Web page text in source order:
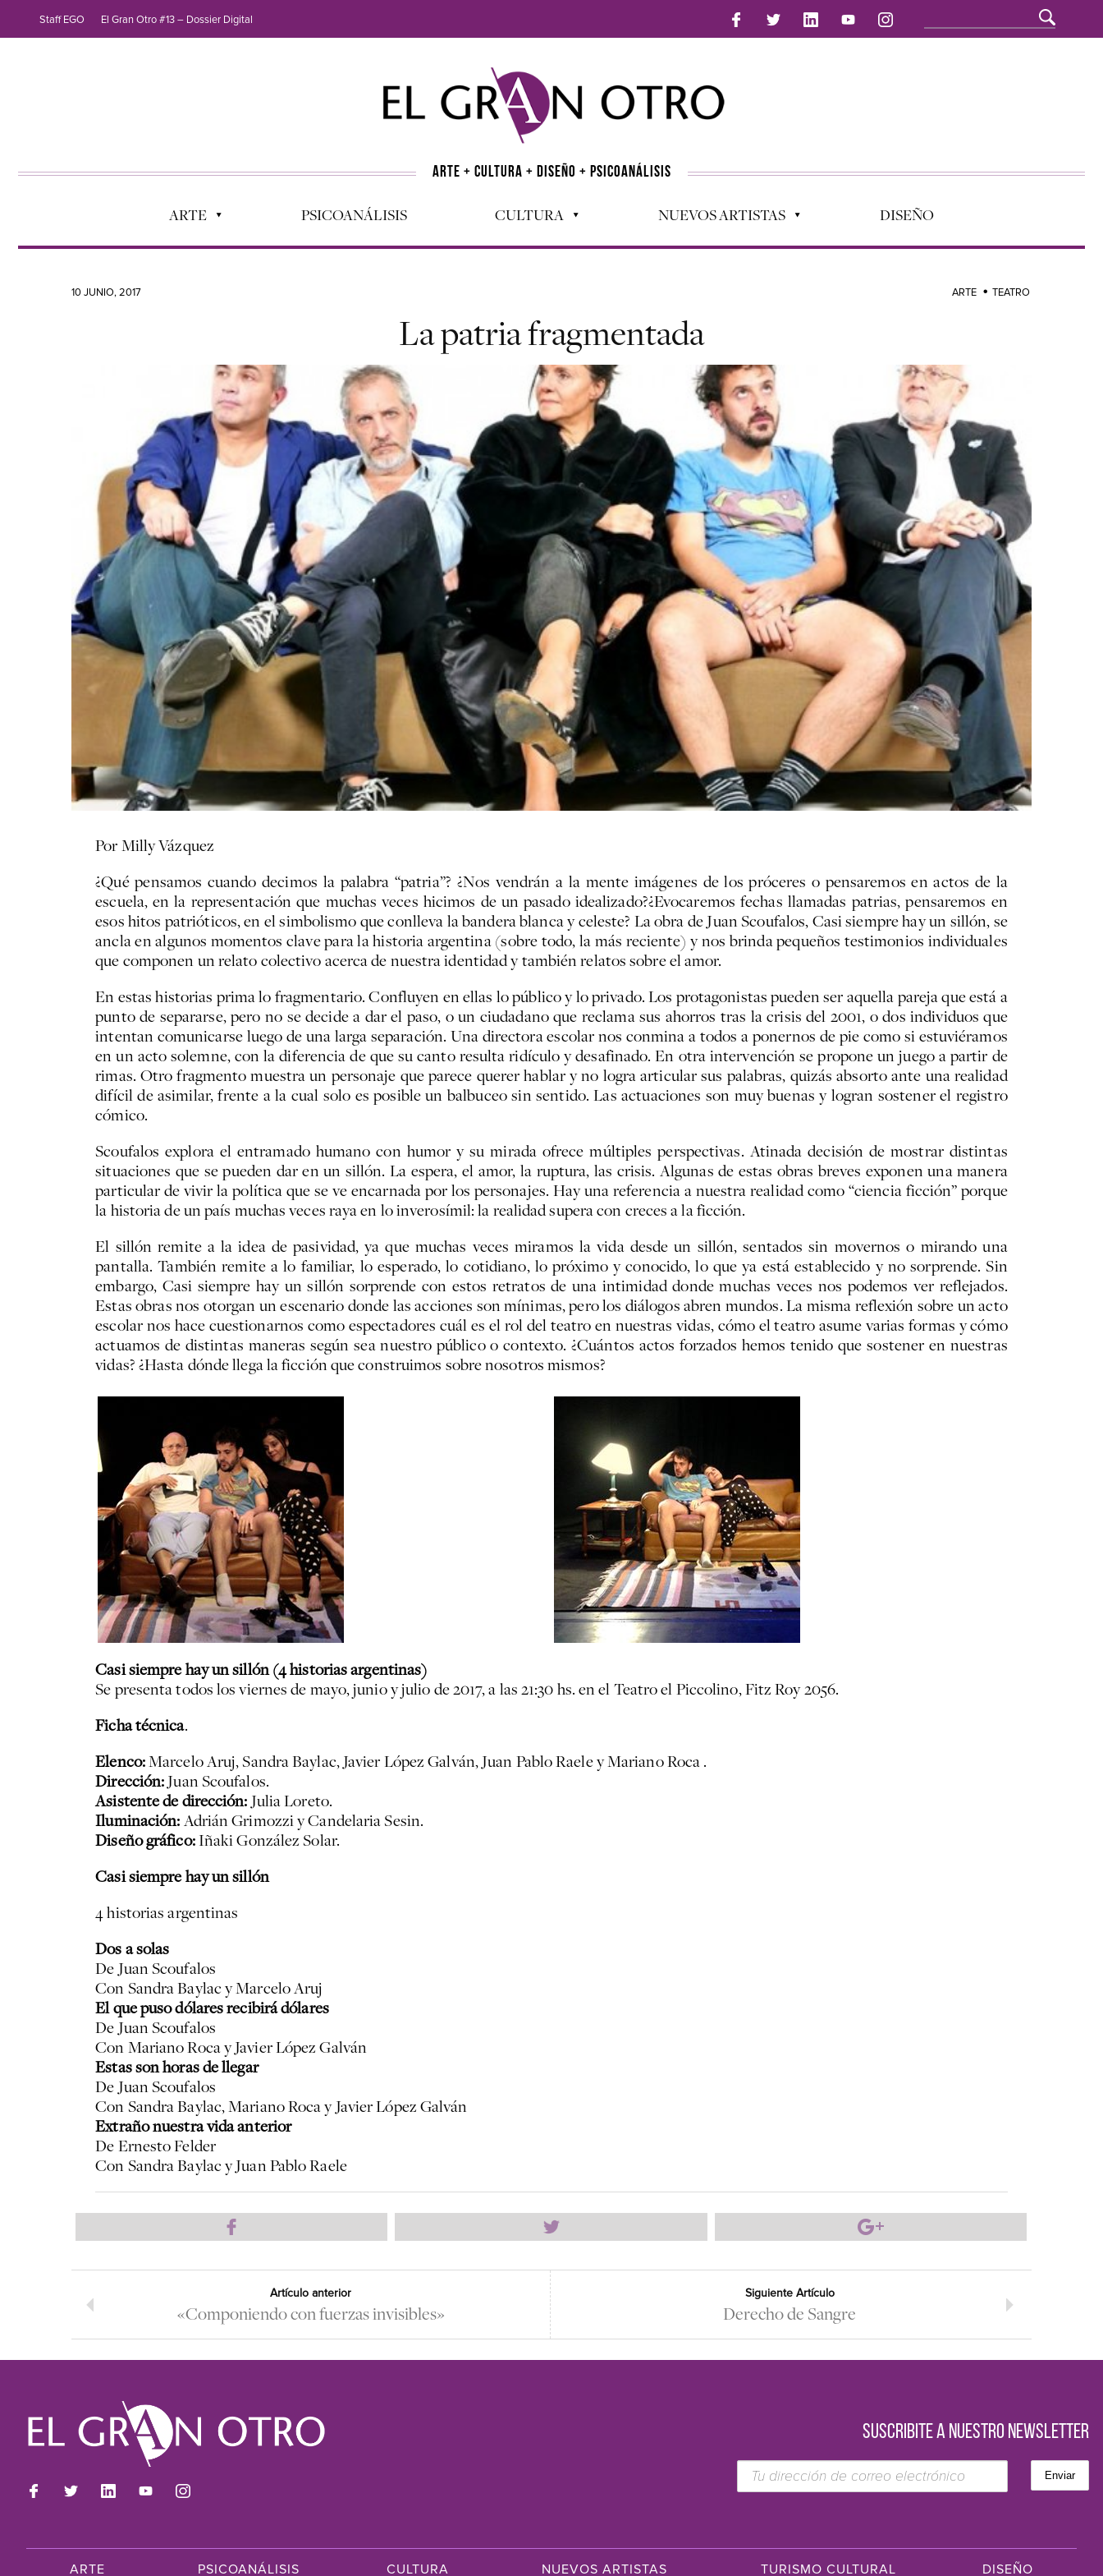
Staff EGO El Gran Otro #13 – Dossier Digital
ARTE + CULTURA + DISEÑO + PSICOANÁLISIS
ARTE PSICOANÁLISIS CULTURA NUEVOS ARTISTAS DISEÑO
10 JUNIO, 2017 ARTE TEATRO
La patria fragmentada
Por Milly Vázquez
¿Qué pensamos cuando decimos la palabra “patria”? ¿Nos vendrán a la mente imágenes de los próceres o pensaremos en actos de la
escuela, en la representación que muchas veces hicimos de un pasado idealizado?¿Evocaremos fechas llamadas patrias, pensaremos en
esos hitos patrióticos, en el simbolismo que conlleva la bandera blanca y celeste? La obra de Juan Scoufalos, Casi siempre hay un sillón, se
ancla en algunos momentos clave para la historia argentina (sobre todo, la más reciente) y nos brinda pequeños testimonios individuales
que componen un relato colectivo acerca de nuestra identidad y también relatos sobre el amor.
En estas historias prima lo fragmentario. Confluyen en ellas lo público y lo privado. Los protagonistas pueden ser aquella pareja que está a
punto de separarse, pero no se decide a dar el paso, o un ciudadano que reclama sus ahorros tras la crisis del 2001, o dos individuos que
intentan comunicarse luego de una larga separación. Una directora escolar nos conmina a todos a ponernos de pie como si estuviéramos
en un acto solemne, con la diferencia de que su canto resulta ridículo y desafinado. En otra intervención se propone un juego a partir de
rimas. Otro fragmento muestra un personaje que parece querer hablar y no logra articular sus palabras, quizás absorto ante una realidad
difícil de asimilar, frente a la cual solo es posible un balbuceo sin sentido. Las actuaciones son muy buenas y logran sostener el registro
cómico.
Scoufalos explora el entramado humano con humor y su mirada ofrece múltiples perspectivas. Atinada decisión de mostrar distintas
situaciones que se pueden dar en un sillón. La espera, el amor, la ruptura, las crisis. Algunas de estas obras breves exponen una manera
particular de vivir la política que se ve encarnada por los personajes. Hay una referencia a nuestra realidad como “ciencia ficción” porque
la historia de un país muchas veces raya en lo inverosímil: la realidad supera con creces a la ficción.
El sillón remite a la idea de pasividad, ya que muchas veces miramos la vida desde un sillón, sentados sin movernos o mirando una
pantalla. También remite a lo familiar, lo esperado, lo cotidiano, lo próximo y conocido, lo que ya está establecido y no sorprende. Sin
embargo, Casi siempre hay un sillón sorprende con estos retratos de una intimidad donde muchas veces nos podemos ver reflejados.
Estas obras nos otorgan un escenario donde las acciones son mínimas, pero los diálogos abren mundos. La misma reflexión sobre un acto
escolar nos hace cuestionarnos como espectadores cuál es el rol del teatro en nuestras vidas, cómo el teatro asume varias formas y cómo
actuamos de distintas maneras según sea nuestro público o contexto. ¿Cuántos actos forzados hemos tenido que sostener en nuestras
vidas? ¿Hasta dónde llega la ficción que construimos sobre nosotros mismos?
Casi siempre hay un sillón (4 historias argentinas)
Se presenta todos los viernes de mayo, junio y julio de 2017, a las 21:30 hs. en el Teatro el Piccolino, Fitz Roy 2056.
Ficha técnica.
Elenco:Marcelo Aruj, Sandra Baylac, Javier López Galván, Juan Pablo Raele y Mariano Roca .
Dirección:Juan Scoufalos.
Asistente de dirección:Julia Loreto.
Iluminación:Adrián Grimozzi y Candelaria Sesin.
Diseño gráfico:Iñaki González Solar.
Casi siempre hay un sillón
4 historias argentinas
Dos a solas
De Juan Scoufalos
Con Sandra Baylac y Marcelo Aruj
El que puso dólares recibirá dólares
De Juan Scoufalos
Con Mariano Roca y Javier López Galván
Estas son horas de llegar
De Juan Scoufalos
Con Sandra Baylac, Mariano Roca y Javier López Galván
Extraño nuestra vida anterior
De Ernesto Felder
Con Sandra Baylac y Juan Pablo Raele
Artículo anterior
«Componiendo con fuerzas invisibles»
Siguiente Artículo
Derecho de Sangre
SUSCRIBITE A NUESTRO NEWSLETTER
ARTE PSICOANÁLISIS CULTURA NUEVOS ARTISTAS TURISMO CULTURAL DISEÑO